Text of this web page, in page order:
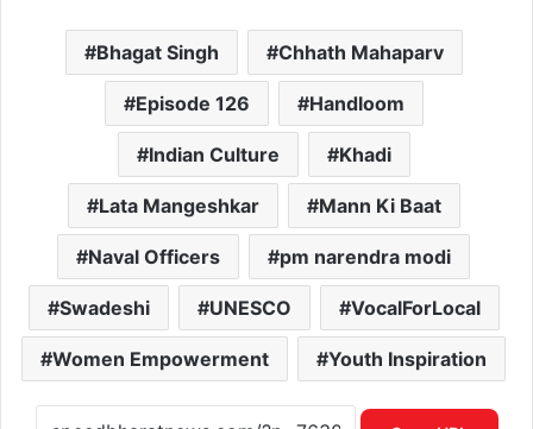
Bhagat Singh Chhath Mahaparv
Episode 126 Handloom
Indian Culture Khadi
Lata Mangeshkar Mann Ki Baat
Naval Officers pm narendra modi
Swadeshi UNESCO VocalForLocal
Women Empowerment Youth Inspiration